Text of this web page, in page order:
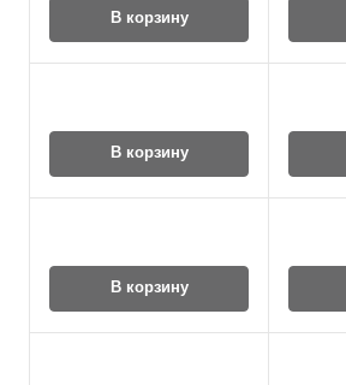
В корзину
В корзину
В корзину